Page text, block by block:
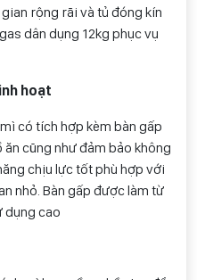
rộng rãi và tủ đóng kín
dân dụng 12kg phục vụ
hoạt
có tích hợp kèm bàn gấp
cũng như đảm bảo không
chịu lực tốt phù hợp với
nhỏ. Bàn gấp được làm từ
dụng cao